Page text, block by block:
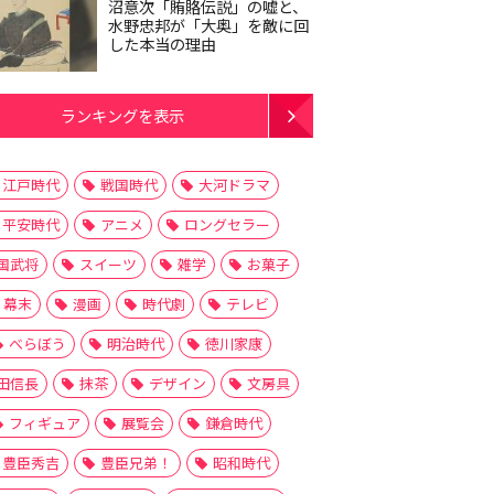
沼意次「賄賂伝説」の嘘と、
水野忠邦が「大奥」を敵に回
した本当の理由
ランキングを表示
江戸時代 戦国時代
大河ドラマ
平安時代
アニメ
ロングセラー
武将
スイーツ 雑学
お菓子
幕末
漫画 時代劇
テレビ
べらぼう
明治時代
徳川家康
信長
抹茶 デザイン
文房具
フィギュア
展覧会
鎌倉時代
豊臣秀吉
豊臣兄弟！
昭和時代